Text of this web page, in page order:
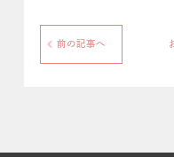
前の記事へ